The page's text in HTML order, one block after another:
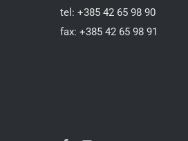
tel: +385 42 65 98 90
fax: +385 42 65 98 91